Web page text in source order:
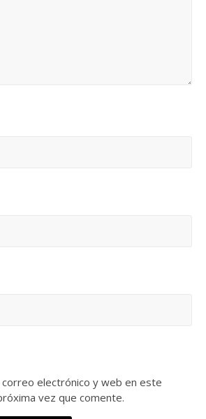
electrónico y web en este
vez que comente.